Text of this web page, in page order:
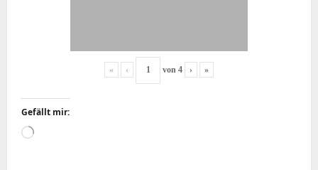
« ‹ von 4 › »
Gefällt mir:
Wird